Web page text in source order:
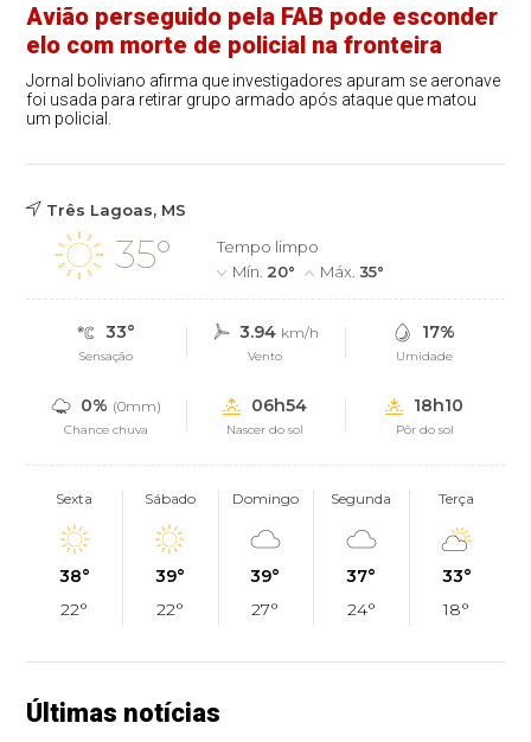
Avião perseguido pela FAB pode esconder
elo com morte de policial na fronteira
Jornal boliviano afirma que investigadores apuram se aeronave
foi usada para retirar grupo armado após ataque que matou
um policial.
Três Lagoas, MS
35°
Tempo limpo
Mín. 20° Máx.35°
33°
Sensação
3.94 km/h
Vento
17%
Umidade
0% (0mm)
Chance chuva
06h54
Nascer do sol
18h10
Pôr do sol
Sexta
38°
22°
Sábado
39°
22°
Domingo
39°
27°
Segunda
37°
24°
Terça
33°
18°
Últimas notícias